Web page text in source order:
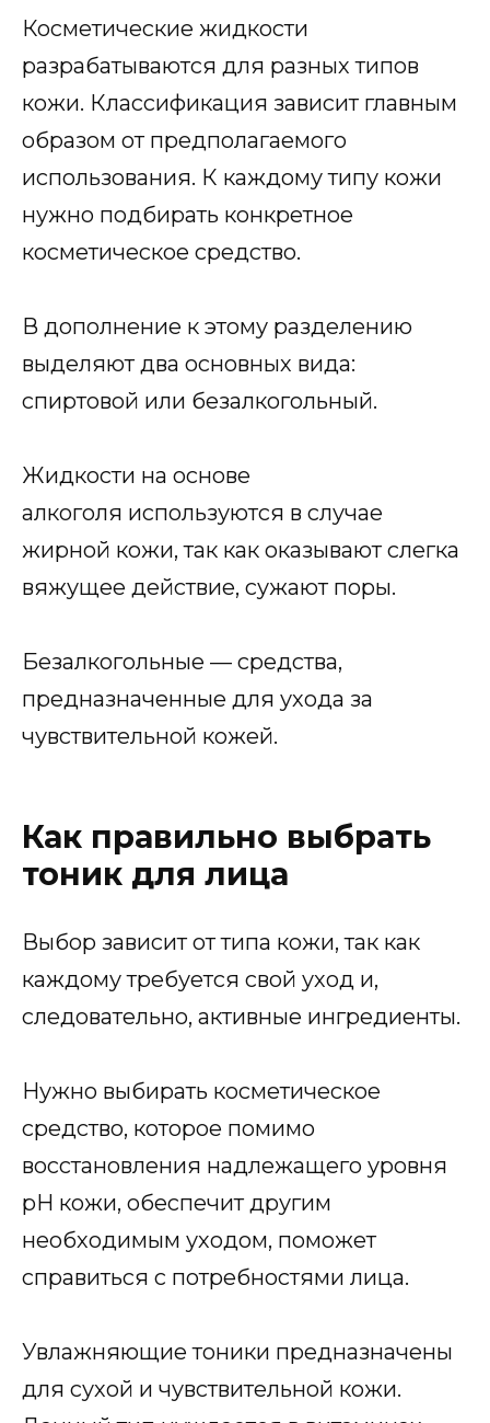
Косметические жидкости
разрабатываются для разных типов
кожи. Классификация зависит главным
образом от предполагаемого
использования. К каждому типу кожи
нужно подбирать конкретное
косметическое средство.
В дополнение к этому разделению
выделяют два основных вида:
спиртовой или безалкогольный.
Жидкости на основе
алкоголя используются в случае
жирной кожи, так как оказывают слегка
вяжущее действие, сужают поры.
Безалкогольные — средства,
предназначенные для ухода за
чувствительной кожей.
Как правильно выбрать
тоник для лица
Выбор зависит от типа кожи, так как
каждому требуется свой уход и,
следовательно, активные ингредиенты.
Нужно выбирать косметическое
средство, которое помимо
восстановления надлежащего уровня
pH кожи, обеспечит другим
необходимым уходом, поможет
справиться с потребностями лица.
Увлажняющие тоники предназначены
для сухой и чувствительной кожи.